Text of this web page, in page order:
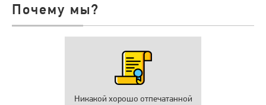
Почему мы?
Никакой хорошо отпечатанной